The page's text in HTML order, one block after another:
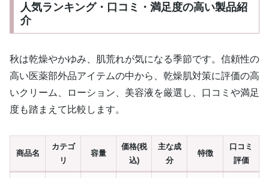
人気ランキング・口コミ・満足度の高い製品紹
介
秋は乾燥やかゆみ、肌荒れが気になる季節です。信頼性の
高い医薬部外品アイテムの中から、乾燥肌対策に評価の高
いクリーム、ローション、美容液を厳選し、口コミや満足
度も踏まえて比較します。
商品名
カテゴ
リ
容量
価格(税
込)
主な成
分
特徴
口コミ
評価